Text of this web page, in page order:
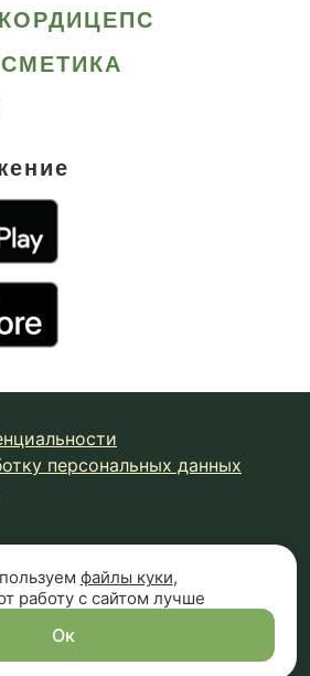
персональных данных
торговая марка.
с сайта запрещено.
носит справочный характер и
офертой (п.2 ст.437 ГК РФ)
файлы куки,
работу с сайтом лучше
Ок